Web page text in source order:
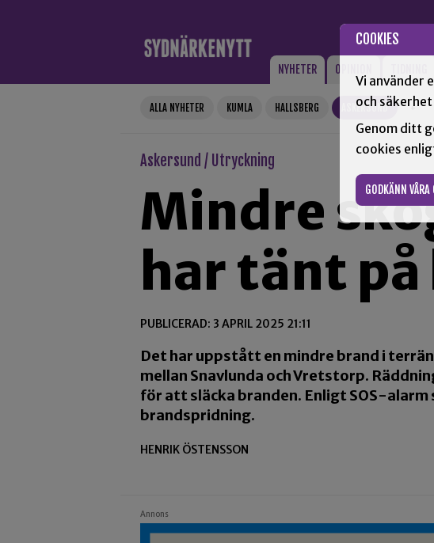
COOKIES
Vi använder
och
Genom ditt
cookies
GODKÄNN VÅRA
NYHETER OPINION
ALLA NYHETER KUMLA HALLSBERG ASKERSUND +
Askersund / Utryckning
Mindre
har tänt
PUBLICERAD: 3 APRIL 2025 21:11
Det har uppstått en mindre brand i
mellan Snavlunda och Vretstorp.
för att släcka branden. Enligt SOS-
brandspridning.
HENRIK ÖSTENSSON
Annons